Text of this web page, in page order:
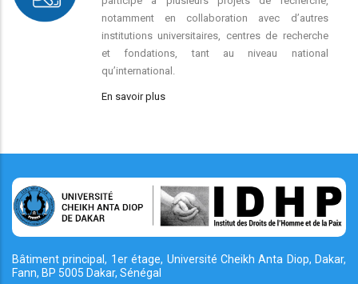
notamment en collaboration avec d’autres
institutions universitaires, centres de recherche
et fondations, tant au niveau national
qu’international.
En savoir plus
Bâtiment principal, 1er étage, Université CheikhAnta Diop, Dakar,
Fann, BP 5005 Dakar, Sénégal